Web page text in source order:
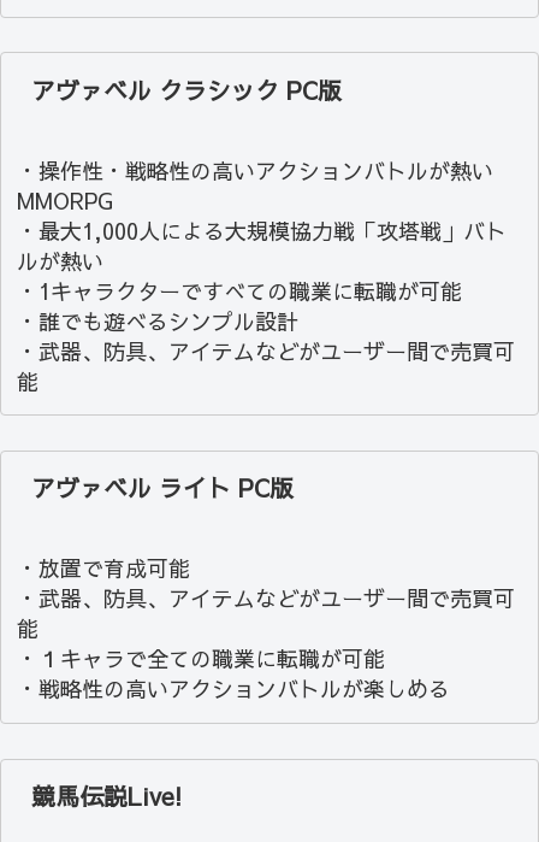
アヴァベル クラシック PC版
・操作性・戦略性の高いアクションバトルが熱い
MMORPG
・最大1,000人による大規模協力戦「攻塔戦」バト
ルが熱い
・1キャラクターですべての職業に転職が可能
・誰でも遊べるシンプル設計
・武器、防具、アイテムなどがユーザー間で売買可
能
アヴァベル ライト PC版
・放置で育成可能
・武器、防具、アイテムなどがユーザー間で売買可
能
・１キャラで全ての職業に転職が可能
・戦略性の高いアクションバトルが楽しめる
競馬伝説Live!